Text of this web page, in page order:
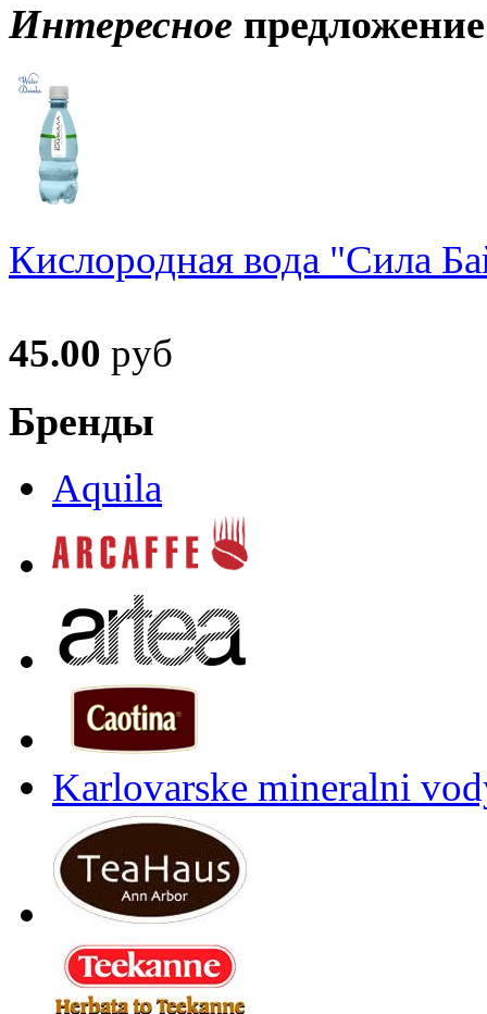
Интересное предложение
Кислородная вода "Сила
45.00 руб
Бренды
Aquila
Karlovarske mineralni